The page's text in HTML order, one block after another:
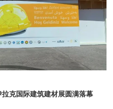
克国际建筑建材展圆满落幕